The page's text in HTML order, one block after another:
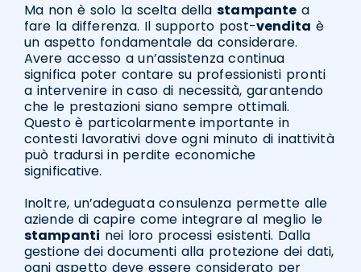
Ma non è solo la scelta dellastampante a
fare la differenza. Il supporto post-vendita è
un aspetto fondamentale da considerare.
Avere accesso a un’assistenza continua
significa poter contare su professionisti pronti
a intervenire in caso di necessità, garantendo
che le prestazioni siano sempre ottimali.
Questo è particolarmente importante in
contesti lavorativi dove ogni minuto di inattività
può tradursi in perdite economiche
significative.
Inoltre, un’adeguata consulenza permette alle
aziende di capire come integrare al meglio le
stampanti nei loro processi esistenti. Dalla
gestione dei documenti alla protezione dei dati,
ogni aspetto deve essere considerato per